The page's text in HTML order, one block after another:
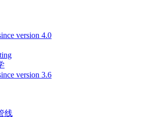
version 4.0
version 3.6
线